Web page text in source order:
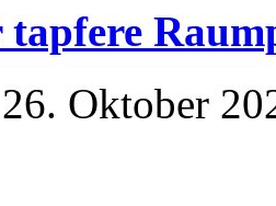
tapfere
Oktober